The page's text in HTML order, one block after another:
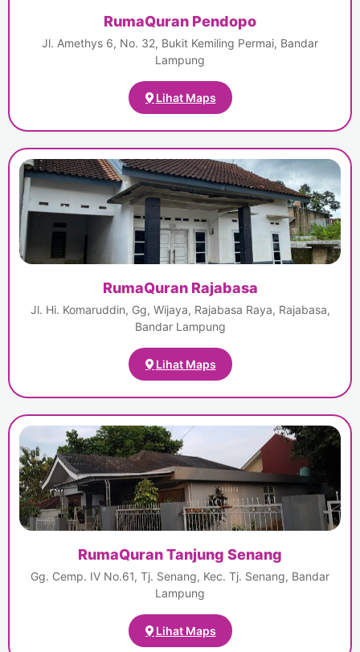
RumaQuran Pendopo
Jl. Amethys 6, No. 32, Bukit Kemiling Permai, Bandar
Lampung
Lihat Maps
RumaQuran Rajabasa
Jl. Hi. Komaruddin, Gg, Wijaya, Rajabasa Raya, Rajabasa,
Bandar Lampung
Lihat Maps
RumaQuran Tanjung Senang
Gg. Cemp. IV No.61, Tj. Senang, Kec. Tj. Senang, Bandar
Lampung
Lihat Maps